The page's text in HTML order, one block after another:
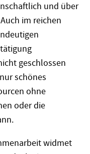
und über
im reichen
geschlossen
schönes
ohne
oder die
widmet